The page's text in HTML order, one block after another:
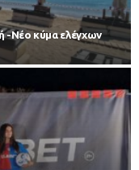
-Νέο κύμα ελέγχων